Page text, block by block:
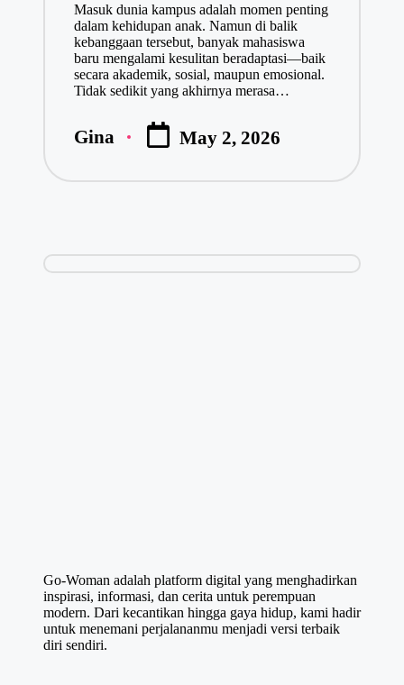
Masuk dunia kampus adalah momen penting
dalam kehidupan anak. Namun di balik
kebanggaan tersebut, banyak mahasiswa
baru mengalami kesulitan beradaptasi—baik
secara akademik, sosial, maupun emosional.
Tidak sedikit yang akhirnya merasa…
Posted
Gina May 2, 2026
Go-Woman adalah platform digital yang menghadirkan
inspirasi, informasi, dan cerita untuk perempuan
modern. Dari kecantikan hingga gaya hidup, kami hadir
untuk menemani perjalananmu menjadi versi terbaik
diri sendiri.